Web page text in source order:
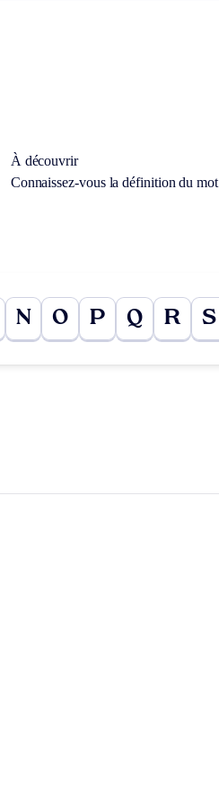
À découvrir
Connaissez-vous la définition du mot
N O P Q R S